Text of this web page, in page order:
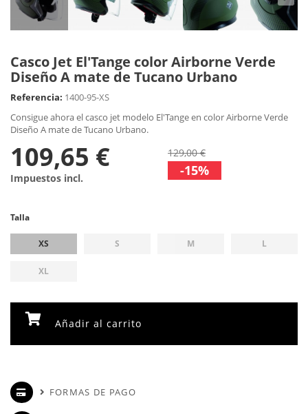
Casco Jet El'Tange color Airborne Verde
Diseño A mate de Tucano Urbano
Referencia: 1400-95-XS
Consigue ahora el casco jet modelo El'Tange en color Airborne Verde
Diseño A mate de Tucano Urbano.
109,65 €
Impuestos incl.
129,00 €
-15%
Talla
XS S M L
XL
Añadir al carrito
FORMAS DE PAGO